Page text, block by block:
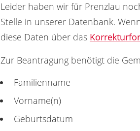
Leider haben wir für Prenzlau
Stelle in unserer Datenbank.
diese Daten über das
Zur Beantragung benötigt die
Familienname
Vorname(n)
Geburtsdatum